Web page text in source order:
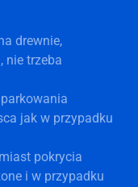
drewnie,
nie trzeba
jak w przypadku
pokrycia
i w przypadku